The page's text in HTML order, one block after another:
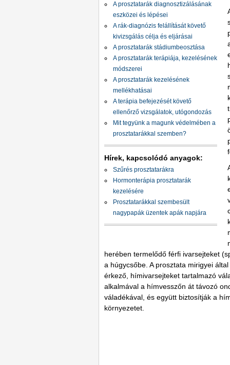
A prosztatarák diagnosztizálásának
eszközei és lépései
A rák-diagnózis felállítását követő
kivizsgálás célja és eljárásai
A prosztatarák stádiumbeosztása
A prosztatarák terápiája, kezelésének
módszerei
A prosztatarák kezelésének
mellékhatásai
A terápia befejezését követő
ellenőrző vizsgálatok, utógondozás
Mit tegyünk a magunk védelmében a
prosztatarákkal szemben?
Hírek, kapcsolódó anyagok:
Szűrés prosztatarákra
Hormonterápia prosztatarák
kezelésére
Prosztatarákkal szembesült
nagypapák üzentek apák napjára
herében termelődő férfi ivarsejteket
a húgycsőbe. A prosztata mirigyei
érkező, hímivarsejteket tartalmazó
alkalmával a hímvesszőn át távozó
váladékával, és együtt biztosítják a
környezetet.